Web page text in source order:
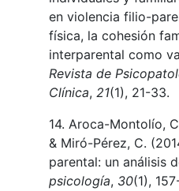
en violencia filio-
física, la cohesión
interparental como
Revista de
Clínica, 21(1), 21-33.
14. Aroca-Montolío,
& Miró-Pérez, C.
parental: un análisis
psicología, 30(1),